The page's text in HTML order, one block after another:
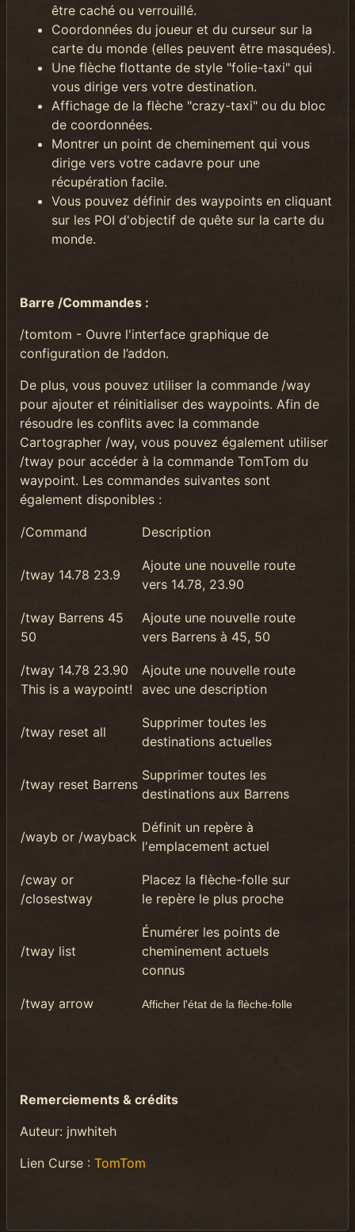
être caché ou verrouillé.
Coordonnées du joueur et du curseur sur la
carte du monde (elles peuvent être masquées).
Une flèche flottante de style "folie-taxi" qui
vous dirige vers votre destination.
Affichage de la flèche "crazy-taxi" ou du bloc
de coordonnées.
Montrer un point de cheminement qui vous
dirige vers votre cadavre pour une
récupération facile.
Vous pouvez définir des waypoints en cliquant
sur les POI d'objectif de quête sur la carte du
monde.
Barre /Commandes :
/tomtom - Ouvre l'interface graphique de
configuration de l’addon.
De plus, vous pouvez utiliser la commande /way
pour ajouter et réinitialiser des waypoints. Afin de
résoudre les conflits avec la commande
Cartographer /way, vous pouvez également utiliser
/tway pour accéder à la commande TomTom du
waypoint. Les commandes suivantes sont
également disponibles :
/Command Description
/tway 14.78 23.9
Ajoute une nouvelle route
vers 14.78, 23.90
/tway Barrens 45
50
Ajoute une nouvelle route
vers Barrens à 45, 50
/tway 14.78 23.90
This is a waypoint!
Ajoute une nouvelle route
avec une description
/tway reset all
Supprimer toutes les
destinations actuelles
/tway reset Barrens
Supprimer toutes les
destinations aux Barrens
/wayb or /wayback
Définit un repère à
l'emplacement actuel
/cway or
/closestway
Placez la flèche-folle sur
le repère le plus proche
/tway list
Énumérer les points de
cheminement actuels
connus
/tway arrow Afficher l'état de la flèche-folle
Remerciements & crédits
Auteur: jnwhiteh
Lien Curse : TomTom